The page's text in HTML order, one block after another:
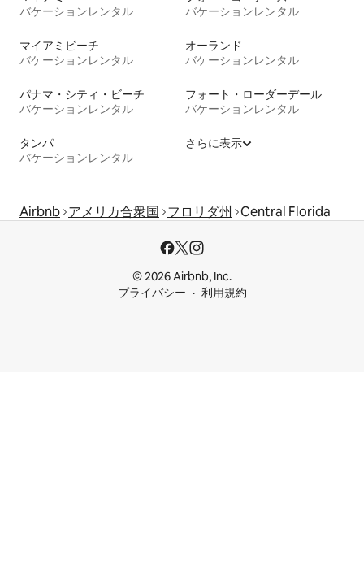
バケーションレンタル
バケーションレンタル
マイアミビーチ
バケーションレンタル
オーランド
バケーションレンタル
パナマ・シティ・ビーチ
バケーションレンタル
フォート・ローダーデール
バケーションレンタル
タンパ
バケーションレンタル
さらに表示
Airbnb アメリカ合衆国 フロリダ州 Central Florida
© 2026 Airbnb, Inc.
プライバシー
利用規約